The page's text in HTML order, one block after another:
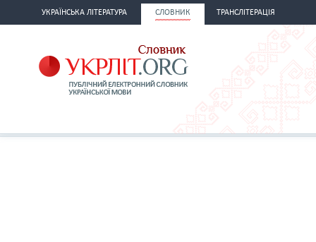
УКРАЇНСЬКА ЛІТЕРАТУРА СЛОВНИК ТРАНСЛІТЕРАЦІЯ